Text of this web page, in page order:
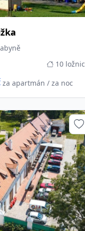
10 ložnic
za apartmán / za noc